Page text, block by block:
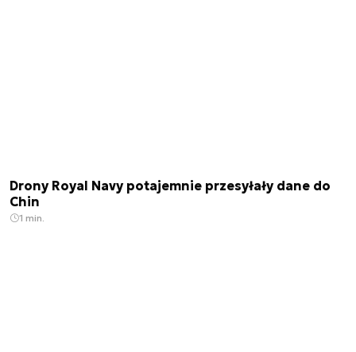
Drony Royal Navy potajemnie przesyłały dane do
Chin
1 min.